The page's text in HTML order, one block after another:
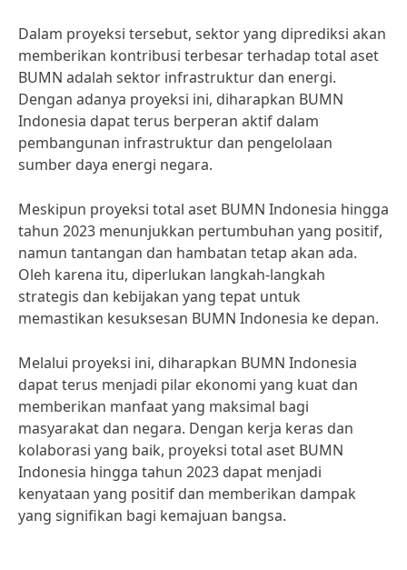
Dalam proyeksi tersebut, sektor yang diprediksi akan
memberikan kontribusi terbesar terhadap total aset
BUMN adalah sektor infrastruktur dan energi.
Dengan adanya proyeksi ini, diharapkan BUMN
Indonesia dapat terus berperan aktif dalam
pembangunan infrastruktur dan pengelolaan
sumber daya energi negara.
Meskipun proyeksi total aset BUMN Indonesia hingga
tahun 2023 menunjukkan pertumbuhan yang positif,
namun tantangan dan hambatan tetap akan ada.
Oleh karena itu, diperlukan langkah-langkah
strategis dan kebijakan yang tepat untuk
memastikan kesuksesan BUMN Indonesia ke depan.
Melalui proyeksi ini, diharapkan BUMN Indonesia
dapat terus menjadi pilar ekonomi yang kuat dan
memberikan manfaat yang maksimal bagi
masyarakat dan negara. Dengan kerja keras dan
kolaborasi yang baik, proyeksi total aset BUMN
Indonesia hingga tahun 2023 dapat menjadi
kenyataan yang positif dan memberikan dampak
yang signifikan bagi kemajuan bangsa.